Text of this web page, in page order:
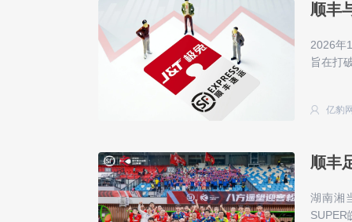
顺丰
2026年
旨在打
亿豹
顺丰
湖南湘